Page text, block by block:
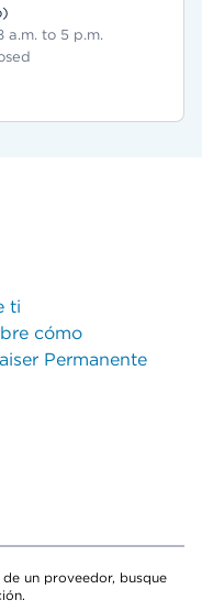
a.m. to 5 p.m.
ti
cómo
Permanente
un proveedor, busque